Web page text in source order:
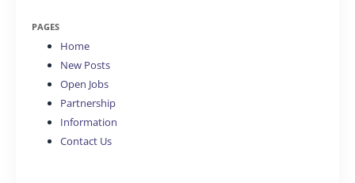
PAGES
Home
New Posts
Open Jobs
Partnership
Information
Contact Us